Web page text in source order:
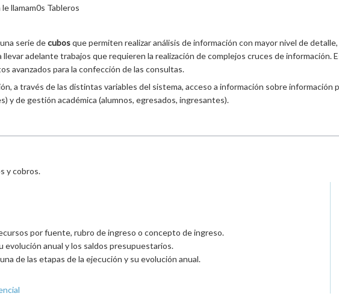
llamam0s Tableros
serie decubosque permiten realizar análisis de información con mayor nivel de detalle,
llevar adelante trabajos que requieren la realización de complejos cruces de información.
avanzados para la confección de las consultas.
a través de las distintas variables del sistema, acceso a información sobre información
y de gestión académica (alumnos, egresados, ingresantes).
y cobros.
por fuente, rubro de ingreso o concepto de ingreso.
evolución anual y los saldos presupuestarios.
de las etapas de la ejecución y su evolución anual.